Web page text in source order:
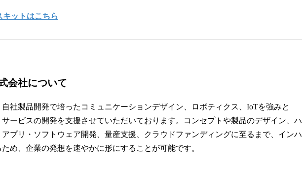
キットはこちら
会社について
社製品開発で培ったコミュニケーションデザイン、ロボティクス、IoTを強みと
サービスの開発を支援させていただいております。コンセプトや製品のデザイン、ハ
プリ・ソフトウェア開発、量産支援、クラウドファンディングに至るまで、インハ
め、企業の発想を速やかに形にすることが可能です。